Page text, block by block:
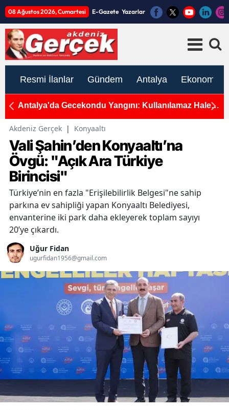
08 Ağustos 2026, Cumartesi E-Gazete Yazarlar
Resmi İlanlar Gündem Antalya Ekonomi
Antalya'da Gecekondu Yangını: Kullanılamaz Hale
Akdeniz Gerçek | Konyaaltı
Vali Şahin’den Konyaaltı’na
Övgü: "Açık Ara Türkiye
Birincisi"
Türkiye’nin en fazla "Erişilebilirlik Belgesi"ne sahip
parkına ev sahipliği yapan Konyaaltı Belediyesi,
envanterine iki park daha ekleyerek toplam sayıyı
20’ye çıkardı.
Uğur Fidan
ugurfidan1956@gmail.com